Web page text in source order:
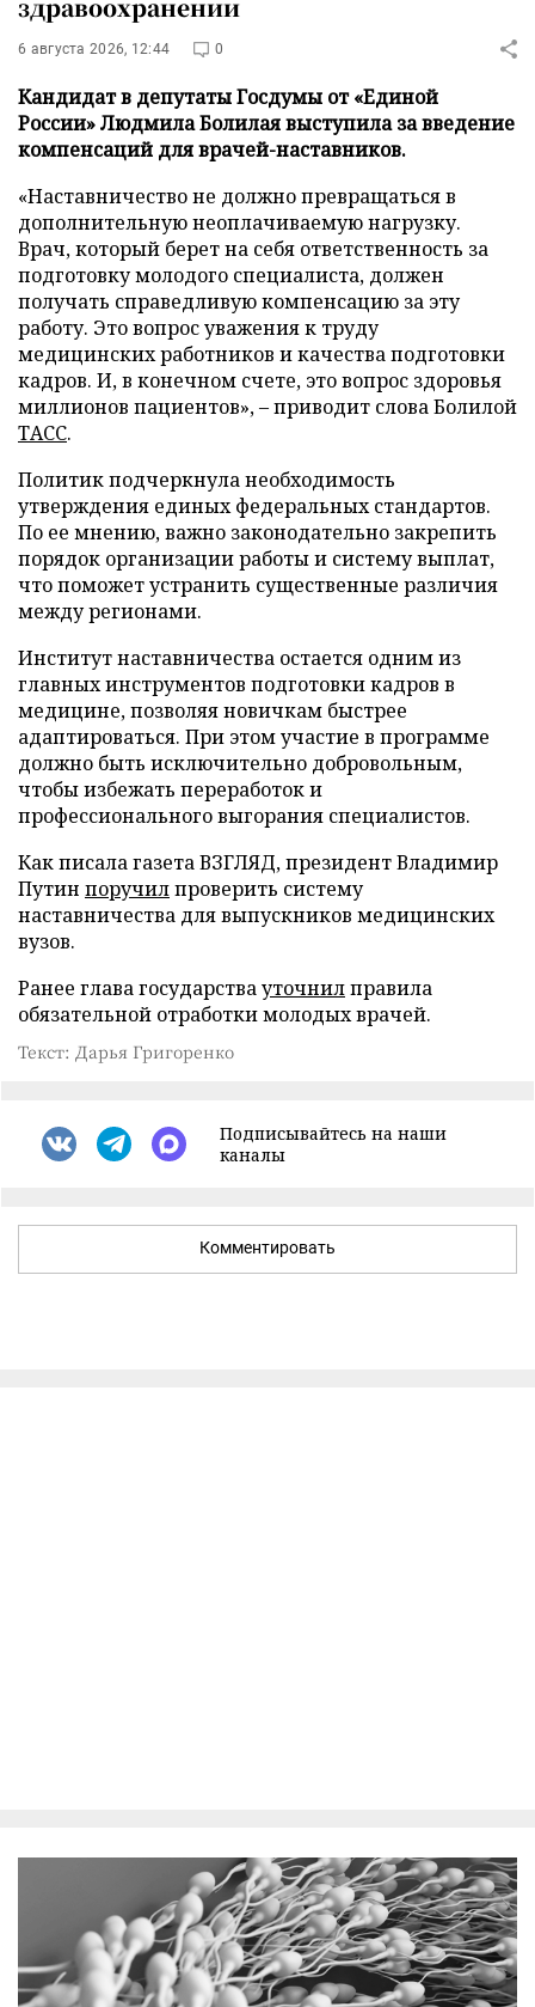
6 августа 2026, 12:44 0
Кандидат в депутаты Госдумы от «Единой
России» Людмила Болилая выступила за введение
компенсаций для врачей-наставников.
«Наставничество не должно превращаться в
дополнительную неоплачиваемую нагрузку.
Врач, который берет на себя ответственность за
подготовку молодого специалиста, должен
получать справедливую компенсацию за эту
работу. Это вопрос уважения к труду
медицинских работников и качества подготовки
кадров. И, в конечном счете, это вопрос здоровья
миллионов пациентов», – приводит слова Болилой
ТАСС.
Политик подчеркнула необходимость
утверждения единых федеральных стандартов.
По ее мнению, важно законодательно закрепить
порядок организации работы и систему выплат,
что поможет устранить существенные различия
между регионами.
Институт наставничества остается одним из
главных инструментов подготовки кадров в
медицине, позволяя новичкам быстрее
адаптироваться. При этом участие в программе
должно быть исключительно добровольным,
чтобы избежать переработок и
профессионального выгорания специалистов.
Как писала газета ВЗГЛЯД, президент Владимир
Путин поручилпроверить систему
наставничества для выпускников медицинских
вузов.
Ранее глава государствауточнилправила
обязательной отработки молодых врачей.
Текст: Дарья Григоренко
Подписывайтесь на наши
каналы
Комментировать